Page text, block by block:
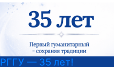
РГГУ — 35 лет!